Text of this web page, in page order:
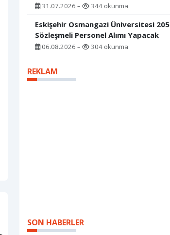
31.07.2026 – 344 okunma
Eskişehir Osmangazi Üniversitesi 205
Sözleşmeli Personel Alımı Yapacak
06.08.2026 – 304 okunma
REKLAM
SON HABERLER